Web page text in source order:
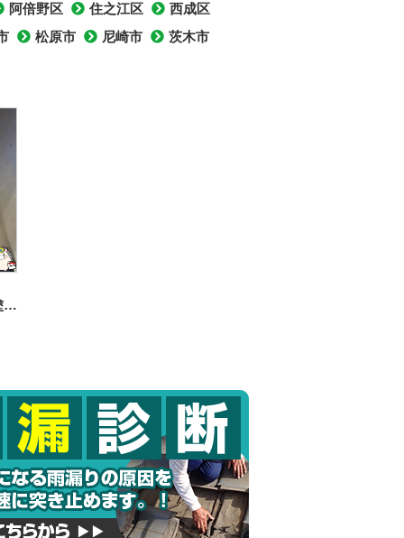
阿倍野区 住之江区
西成区
松原市 尼崎市 茨木市
大阪市西区 U様邸 内・外部塗装工事